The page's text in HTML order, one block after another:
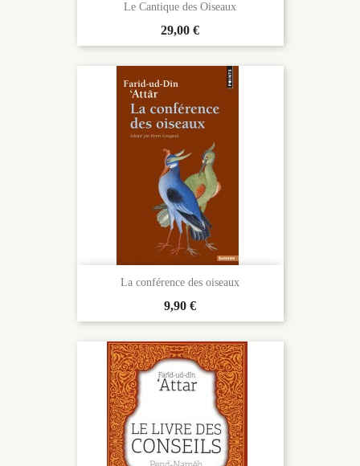
Le Cantique des Oiseaux
Prix
29,00 €
La conférence des oiseaux
Prix
9,90 €